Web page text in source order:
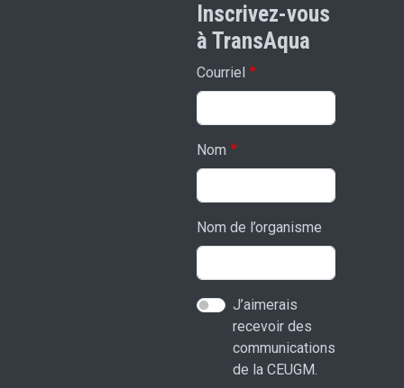
Inscrivez-vous
à TransAqua
Courriel
Nom
Nom de l’organisme
J’aimerais
recevoir des
communications
de la CEUGM.